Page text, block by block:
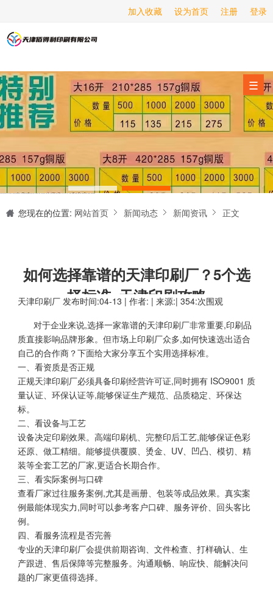
登录
注册
设为首页
加入收藏
☰
海报印刷
服务项目
经营范围
设备展示
新闻动态
关于我们
联系我们
您现在的位置: 网站首页 新闻动态 新闻资讯 正文
如何选择靠谱的天津印刷厂？5个选
择标准_天津印刷攻略
天津印刷厂 发布时间:04-13 | 作者: | 来源:| 354:次围观
对于企业来说,选择一家靠谱的天津印刷厂非常重要,印刷品
质直接影响品牌形象。但市场上印刷厂众多,如何快速选出适合
自己的合作商？下面给大家分享五个实用选择标准。
一、看资质是否正规
正规天津印刷厂必须具备印刷经营许可证,同时拥有 ISO9001 质
量认证、环保认证等,能够保证生产规范、品质稳定、环保达
标。
二、看设备与工艺
设备决定印刷效果。高端印刷机、完整印后工艺,能够保证色彩
还原、做工精细。能够提供覆膜、烫金、UV、凹凸、模切、精
装等全套工艺的厂家,更适合长期合作。
三、看实际案例与口碑
查看厂家过往服务案例,尤其是画册、包装等成品效果。真实案
例最能体现实力,同时可以参考客户口碑、服务评价、回头客比
例。
四、看服务流程是否完善
专业的天津印刷厂会提供前期咨询、文件检查、打样确认、生
产跟进、售后保障等完整服务。沟通顺畅、响应快、能解决问
题的厂家更值得选择。